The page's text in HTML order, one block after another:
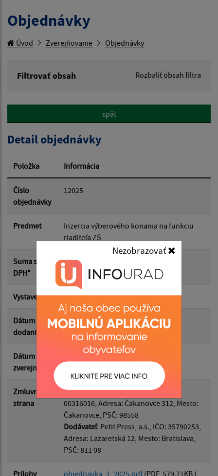
Nezobrazovať
Objednávky
Úvod Zverejňovanie Objednávky
Filtrovať obsah
Rozbaliť obsah filtra
Hľadať v:
Dátum od:
Dátum do:
späť
Detail objednávky
Položka Informácia
Číslo
objednávky
12025
Predmet
Inzercia výberového konania na funkciu
riaditeľa ZŠ
Suma s
DPH*
246.00 €
Vystavená 15.04.2025
Dátum
dodania
23.04.2025
Dátum
zverejnenia
17.04.2025
Zmluvná
strana
Odberateľ: Obec Čakanovce, IČO:
00316016, Adresa: Čakanovce 312, Mesto:
Čakanovce, PSČ: 98558
Dodávateľ: Petit Press, a.s., IČO: 35790253,
Adresa: Lazaretská 12, Mesto: Bratislava,
PSČ: 811 08
Prílohy objednavka_1_2025.pdf (PDF, 579.71KB )